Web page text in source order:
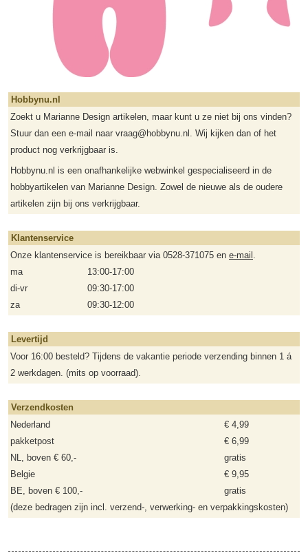
Hobbynu.nl
Zoekt u Marianne Design artikelen, maar kunt u ze niet bij ons vinden?
Stuur dan een e-mail naar vraag@hobbynu.nl. Wij kijken dan of het
product nog verkrijgbaar is.
Hobbynu.nl is een onafhankelijke webwinkel gespecialiseerd in de
hobbyartikelen van Marianne Design. Zowel de nieuwe als de oudere
artikelen zijn bij ons verkrijgbaar.
Klantenservice
Onze klantenservice is bereikbaar via 0528-371075 en e-mail .
ma
13:00-17:00
di-vr
09:30-17:00
za
09:30-12:00
Levertijd
Voor 16:00 besteld? Tijdens de vakantie periode verzending binnen 1 á
2 werkdagen. (mits op voorraad).
Verzendkosten
Nederland
€ 4,99
pakketpost
€ 6,99
NL, boven € 60,-
gratis
Belgie
€ 9,95
BE, boven € 100,-
gratis
(deze bedragen zijn incl. verzend-, verwerking- en verpakkingskosten)